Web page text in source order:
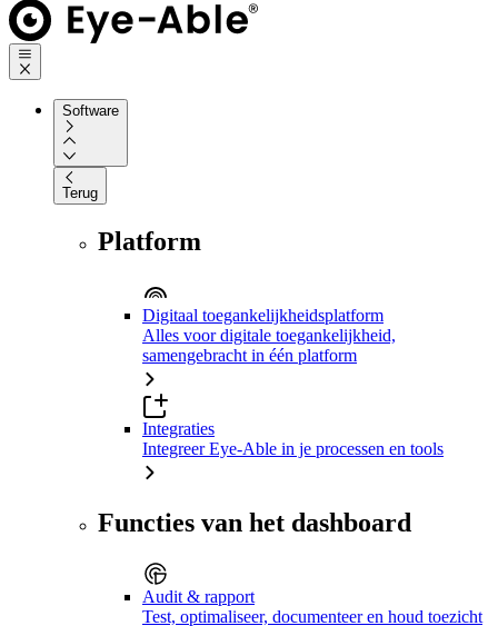
Software
Terug
Platform
Digitaal toegankelijkheidsplatform
Alles voor digitale toegankelijkheid,
samengebracht in één platform
Integraties
Integreer Eye-Able in je processen en tools
Functies van het dashboard
Audit & rapport
Test, optimaliseer, documenteer en houd toezicht